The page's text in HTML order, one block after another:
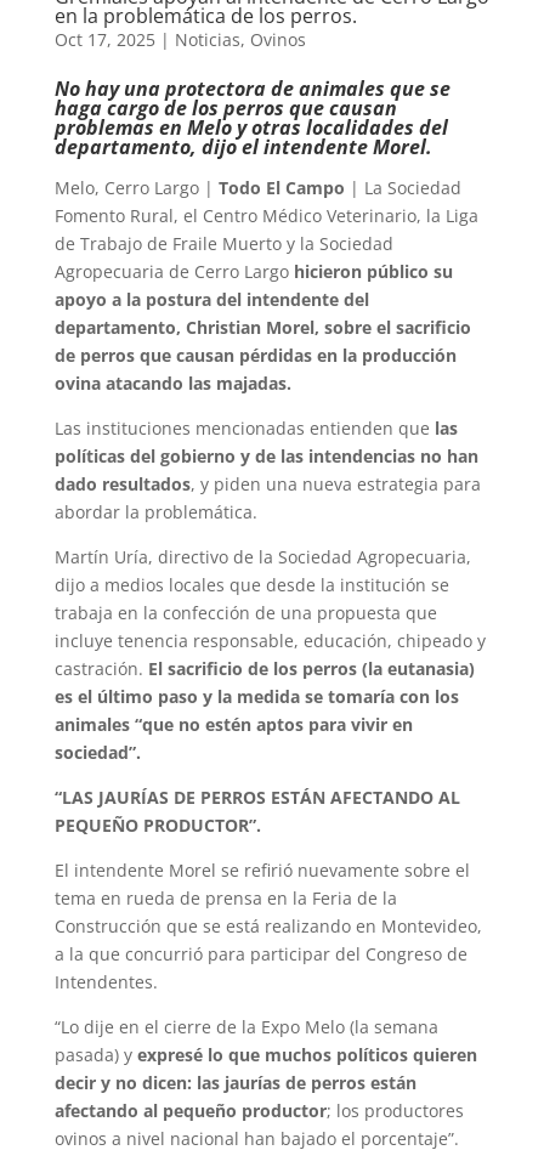
en la problemática de los perros.
Oct 17, 2025| Noticias, Ovinos
No hay una protectora de animales que se
haga cargo de los perros que causan
problemas en Melo y otras localidades del
departamento, dijo el intendente Morel.
Melo, Cerro Largo | Todo El Campo | La Sociedad
Fomento Rural, el Centro Médico Veterinario, la Liga
de Trabajo de Fraile Muerto y la Sociedad
Agropecuaria de Cerro Largo hicieron público su
apoyo a la postura del intendente del
departamento, Christian Morel, sobre el sacrificio
de perros que causan pérdidas en la producción
ovina atacando las majadas.
Las instituciones mencionadas entienden que las
políticas del gobierno y de las intendencias no han
dado resultados, y piden una nueva estrategia para
abordar la problemática.
Martín Uría, directivo de la Sociedad Agropecuaria,
dijo a medios locales que desde la institución se
trabaja en la confección de una propuesta que
incluye tenencia responsable, educación, chipeado y
castración. El sacrificio de los perros (la eutanasia)
es el último paso y la medida se tomaría con los
animales “que no estén aptos para vivir en
sociedad”.
“LAS JAURÍAS DE PERROS ESTÁN AFECTANDO AL
PEQUEÑO PRODUCTOR”.
El intendente Morel se refirió nuevamente sobre el
tema en rueda de prensa en la Feria de la
Construcción que se está realizando en Montevideo,
a la que concurrió para participar del Congreso de
Intendentes.
“Lo dije en el cierre de la Expo Melo (la semana
pasada) y expresé lo que muchos políticos quieren
decir y no dicen: las jaurías de perros están
afectando al pequeño productor; los productores
ovinos a nivel nacional han bajado el porcentaje”.